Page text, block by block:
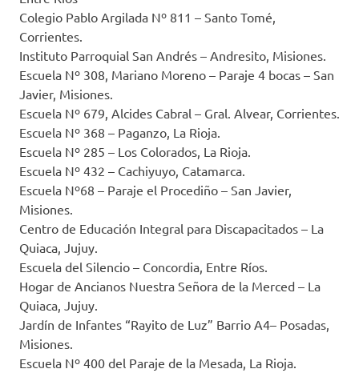
Colegio Pablo Argilada Nº 811 – Santo Tomé,
Corrientes.
Instituto Parroquial San Andrés – Andresito, Misiones.
Escuela Nº 308, Mariano Moreno – Paraje 4 bocas – San
Javier, Misiones.
Escuela Nº 679, Alcides Cabral – Gral. Alvear, Corrientes.
Escuela Nº 368 – Paganzo, La Rioja.
Escuela Nº 285 – Los Colorados, La Rioja.
Escuela Nº 432 – Cachiyuyo, Catamarca.
Escuela Nº68 – Paraje el Procediño – San Javier,
Misiones.
Centro de Educación Integral para Discapacitados – La
Quiaca, Jujuy.
Escuela del Silencio – Concordia, Entre Ríos.
Hogar de Ancianos Nuestra Señora de la Merced – La
Quiaca, Jujuy.
Jardín de Infantes “Rayito de Luz” Barrio A4– Posadas,
Misiones.
Escuela Nº 400 del Paraje de la Mesada, La Rioja.